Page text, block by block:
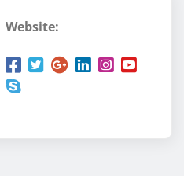
Website: